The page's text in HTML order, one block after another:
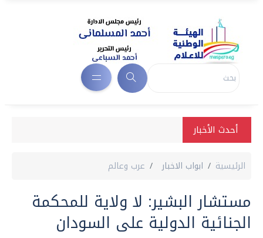
أحدث الأخبار
الرئيسية ابواب الاخبار عرب وعالم
مستشار البشير: لا ولاية للمحكمة
الجنائية الدولية على السودان